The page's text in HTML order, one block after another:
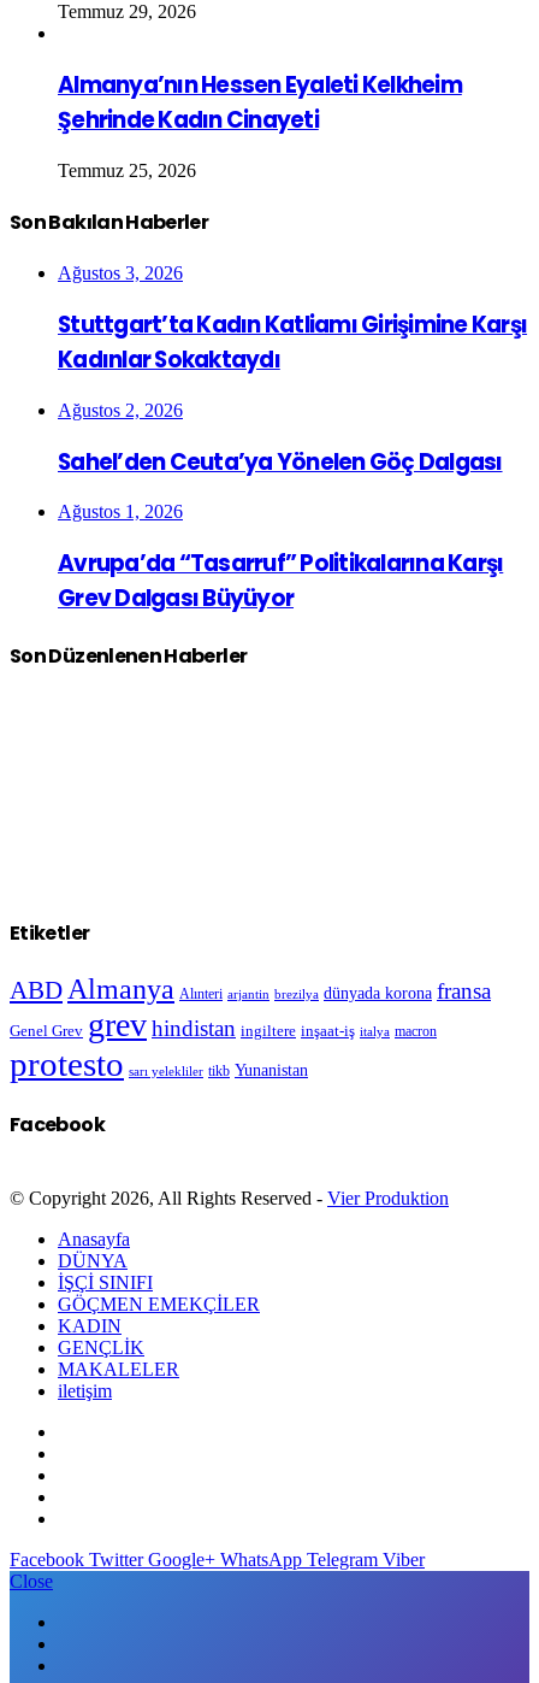
Temmuz 29, 2026
Almanya’nın Hessen Eyaleti Kelkheim
Şehrinde Kadın Cinayeti
Temmuz 25, 2026
Son Bakılan Haberler
Ağustos 3, 2026
Stuttgart’ta Kadın Katliamı Girişimine Karşı
Kadınlar Sokaktaydı
Ağustos 2, 2026
Sahel’den Ceuta’ya Yönelen Göç Dalgası
Ağustos 1, 2026
Avrupa’da “Tasarruf” Politikalarına Karşı
Grev Dalgası Büyüyor
Son Düzenlenen Haberler
Etiketler
ABD Almanya Alınteri arjantin brezilya dünyada korona fransa
Genel Grev grevhindistan ingiltere inşaat-iş italya macron
protesto sarı yelekliler tikb Yunanistan
Facebook
© Copyright 2026, All Rights Reserved - Vier Produktion
Anasayfa
DÜNYA
İŞÇİ SINIFI
GÖÇMEN EMEKÇİLER
KADIN
GENÇLİK
MAKALELER
iletişim
Facebook Twitter Google+ WhatsApp Telegram Viber
Close